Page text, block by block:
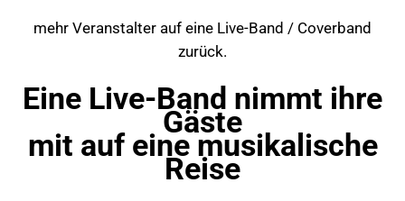
mehr Veranstalter auf eine Live-Band / Coverband
zurück.
Eine Live-Band nimmt ihre
Gäste
mit auf eine musikalische
Reise